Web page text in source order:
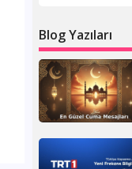
Blog Yazıları